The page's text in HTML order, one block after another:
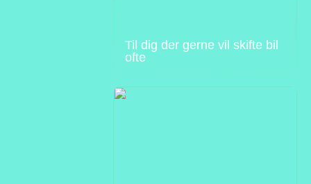
Til dig der gerne vil skifte bil
ofte